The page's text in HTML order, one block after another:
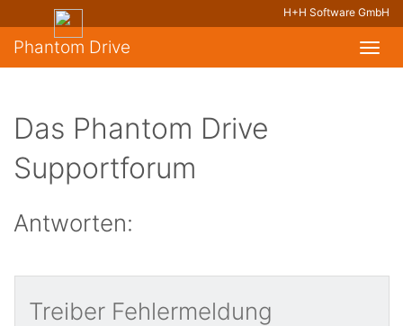
H+H Software GmbH
Phantom Drive
Das Phantom Drive
Supportforum
Antworten:
Treiber Fehlermeldung